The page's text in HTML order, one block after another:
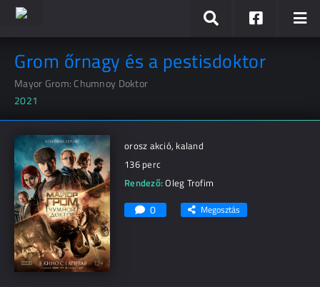
Grom őrnagy és a pestisdoktor
Mayor Grom: Chumnoy Doktor
2021
orosz akció, kaland
136 perc
Rendező:Oleg Trofim
0 Megosztás